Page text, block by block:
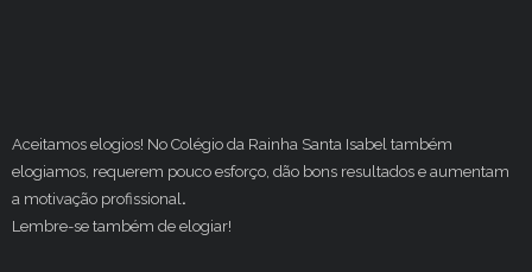
Aceitamos elogios! No Colégio da Rainha Santa Isabel também
elogiamos, requerem pouco esforço, dão bons resultados e aumentam
a motivação profissional.
Lembre-se também de elogiar!